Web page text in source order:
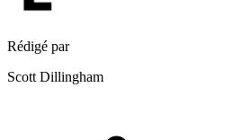
Rédigé par
Scott Dillingham